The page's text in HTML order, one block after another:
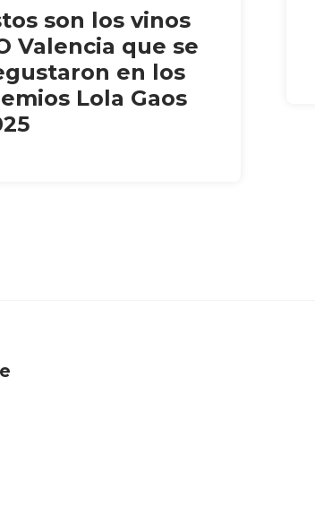
son los vinos
Valencia que se
en los
Lola Gaos